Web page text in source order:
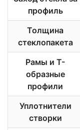
профиль
Толщина
стеклопакета
Рамы и Т-
образные
профили
Уплотнители
створки